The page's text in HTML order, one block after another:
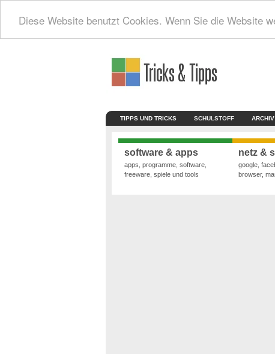
Diese Website benutzt Cookies. Wenn Sie die Website
TIPPS UND TRICKS SCHULSTOFF ARCHIV
software & apps
apps, programme, software,
freeware, spiele und tools
netz &
google,
browser,